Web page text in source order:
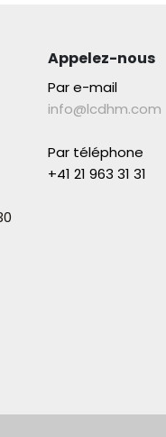
Appelez-nous
Par e-mail
info@lcdhm.com
Par téléphone
+41 21 963 31 31​